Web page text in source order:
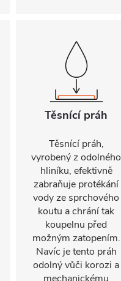
Těsnící práh
Těsnící práh,
vyrobený z odolného
hliníku, efektivně
zabraňuje protékání
vody ze sprchového
koutu a chrání tak
koupelnu před
možným zatopením.
Navíc je tento práh
odolný vůči korozi a